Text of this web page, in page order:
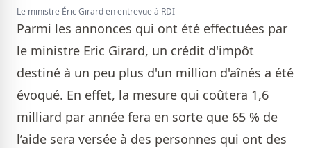
Le ministre Éric Girard en entrevue à RDI
Parmi les annonces qui ont été effectuées par
le ministre Eric Girard, un crédit d'impôt
destiné à un peu plus d'un million d'aînés a été
évoqué. En effet, la mesure qui coûtera 1,6
milliard par année fera en sorte que 65 % de
l’aide sera versée à des personnes qui ont des